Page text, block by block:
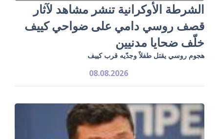
الشرطة الأوكرانية تنشر مشاهد لآثار
قصف روسي دامي على ضواحي كييف
خلّف ضحايا مدنيين
هجوم روسي يقتل طفلاً وجدّيه قرب كييف
08.08.2026